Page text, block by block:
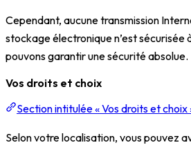
Cependant, aucune transmission
stockage électronique n’est sécurisée
pouvons garantir une sécurité absolue.
Vos droits et choix
Section intitulée « Vos droits et choix
Selon votre localisation, vous pouvez